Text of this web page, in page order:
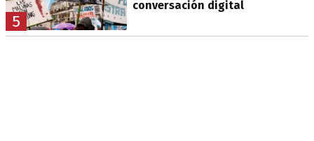
5
conversación digital